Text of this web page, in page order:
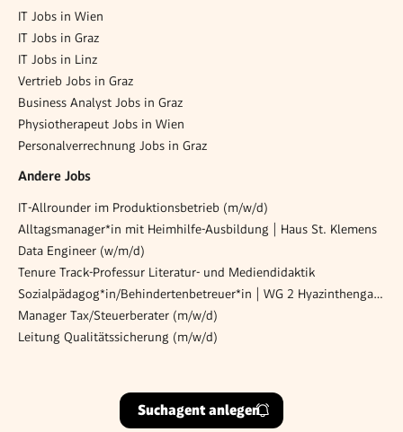
IT Jobs in Wien
IT Jobs in Graz
IT Jobs in Linz
Vertrieb Jobs in Graz
Business Analyst Jobs in Graz
Physiotherapeut Jobs in Wien
Personalverrechnung Jobs in Graz
Andere Jobs
IT-Allrounder im Produktionsbetrieb (m/w/d)
Alltagsmanager*in mit Heimhilfe-Ausbildung | Haus St. Klemens
Data Engineer (w/m/d)
Tenure Track-Professur Literatur- und Mediendidaktik
Sozialpädagog*in/Behindertenbetreuer*in | WG 2 Hyazinthengasse
Manager Tax/Steuerberater (m/w/d)
Leitung Qualitätssicherung (m/w/d)
Suchagent anlegen